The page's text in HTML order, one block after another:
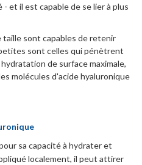
et il est capable de se lier à plus
taille sont capables de retenir
sont celles qui pénètrent
de surface maximale,
molécules d'acide hyaluronique
sa capacité à hydrater et
localement, il peut attirer